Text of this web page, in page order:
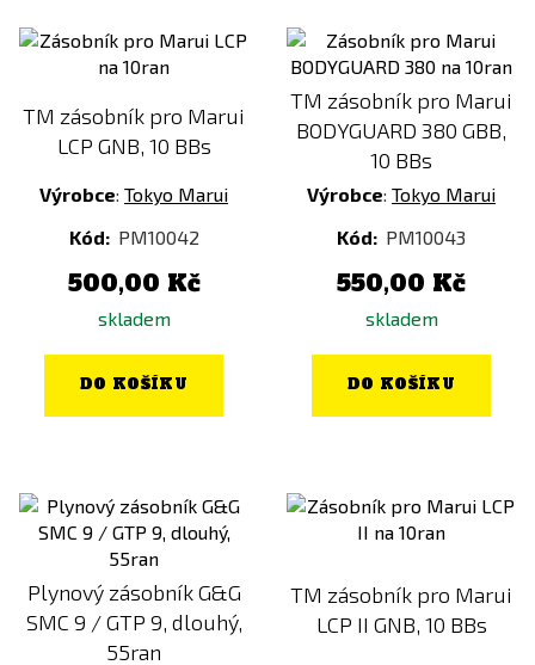
TM zásobník pro Marui
LCP GNB, 10 BBs
Výrobce: Tokyo Marui
Kód: PM10042
500,00 Kč
skladem
DO KOŠÍKU
TM zásobník pro Marui
BODYGUARD 380 GBB,
10 BBs
Výrobce: Tokyo Marui
Kód: PM10043
550,00 Kč
skladem
DO KOŠÍKU
Plynový zásobník G&G
SMC 9 / GTP 9, dlouhý,
55ran
TM zásobník pro Marui
LCP II GNB, 10 BBs